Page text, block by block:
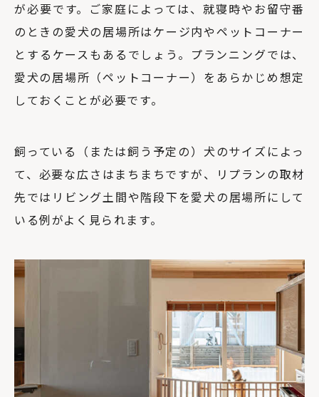
が必要です。ご家庭によっては、就寝時やお留守番
のときの愛犬の居場所はケージ内やペットコーナー
とするケースもあるでしょう。プランニングでは、
愛犬の居場所（ペットコーナー）をあらかじめ想定
しておくことが必要です。
飼っている（または飼う予定の）犬のサイズによっ
て、必要な広さはまちまちですが、リプランの取材
先ではリビング土間や階段下を愛犬の居場所にして
いる例がよく見られます。